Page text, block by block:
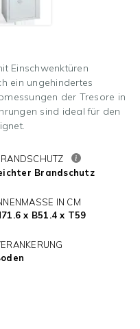
Einschwenktüren
ein ungehindertes
der Tresore in
sind ideal für den
Brandschutz
IN CM
x B51.4 x T59